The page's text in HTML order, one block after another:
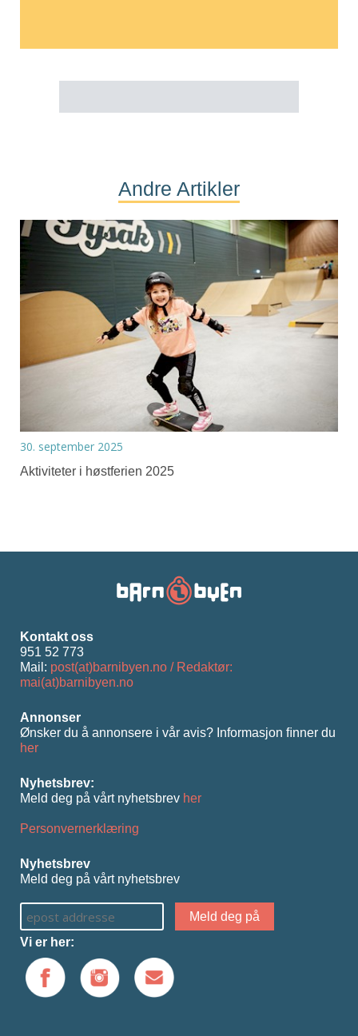
Andre Artikler
30. september 2025
Aktiviteter i høstferien 2025
Kontakt oss
951 52 773
Mail: post(at)barnibyen.no / Redaktør:
mai(at)barnibyen.no
Annonser
Ønsker du å annonsere i vår avis? Informasjon ﬁnner du
her
Nyhetsbrev:
Meld deg på vårt nyhetsbrev her
Personvernerklæring
Nyhetsbrev
Meld deg på vårt nyhetsbrev
Vi er her: